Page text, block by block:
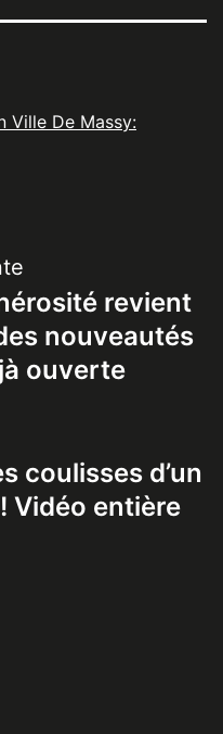
Ville De Massy:
revient
nouveautés
ouverte
coulisses d’un
Vidéo entière